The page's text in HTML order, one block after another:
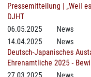
Pressemitteilung | „Weil
DJHT
06.05.2025
News
14.04.2025
News
Deutsch-Japanisches
Ehrenamtliche 2025 -
27.03.2025
News